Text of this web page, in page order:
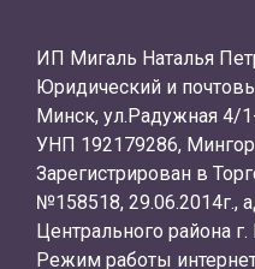
ИП Мигаль Наталья
Юридический и
Минск, ул.Радужная 4/
УНП 192179286,
Зарегистрирован в
№158518, 29.06.2014г.,
Центрального района
Режим работы